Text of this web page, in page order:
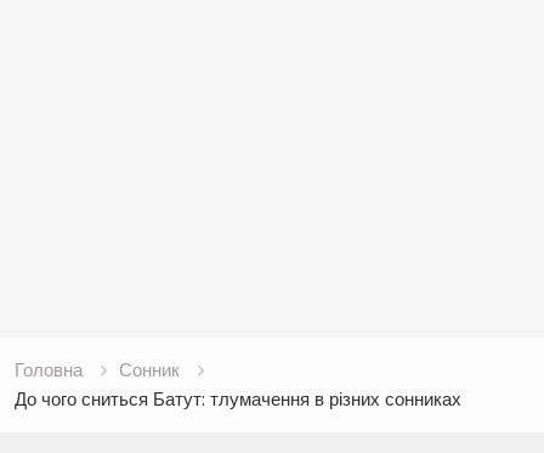
Головна
Сонник
До чого сниться Батут: тлумачення в різних сонниках